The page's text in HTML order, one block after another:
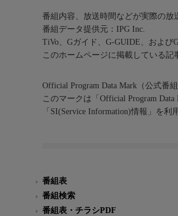
番組内容、放送時間などが実際の放
番組データ提供元：IPG Inc.
TiVo、Gガイド、G-GUIDE、および
このホームページに掲載している記
Official Program Data Mark（公式番
このマークは「Official Program
「SI(Service Information)情報」を
番組表
番組検索
番組表・チラシPDF